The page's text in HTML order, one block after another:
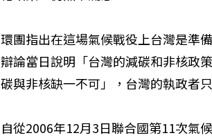
環團指出在這場氣候戰役上台灣是準
辯論當日說明「台灣的減碳和非核政
碳與非核缺一不可」，台灣的執政者
自從2006年12月3日聯合國第11次氣